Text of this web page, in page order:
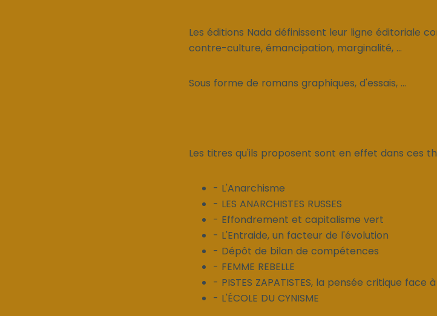
Les éditions Nada définissent leur ligne éditoriale
contre-culture, émancipation, marginalité, ...
Sous forme de romans graphiques, d'essais, ...
Les titres qu'ils proposent sont en effet dans ces
- L'Anarchisme
- LES ANARCHISTES RUSSES
- Effondrement et capitalisme vert
- L'Entraide, un facteur de l'évolution
- Dépôt de bilan de compétences
- FEMME REBELLE
- PISTES ZAPATISTES, la pensée critique
- L'ÉCOLE DU CYNISME